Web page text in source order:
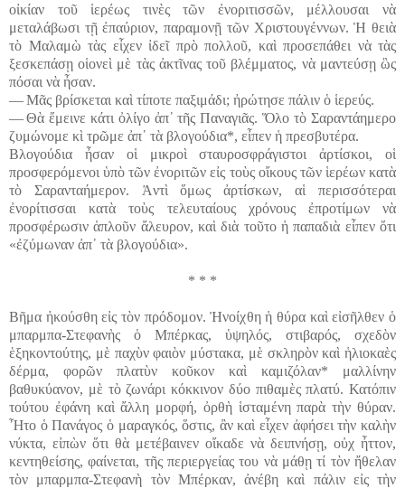
οἰκίαν τοῦ ἱερέως τινὲς τῶν ἐνοριτισσῶν, μέλλουσαι νὰ
μεταλάβωσι τῇ ἐπαύριον, παραμονῇ τῶν Χριστουγέννων. Ἡ θειὰ
τὸ Μαλαμὼ τὰς εἶχεν ἰδεῖ πρὸ πολλοῦ, καὶ προσεπάθει νὰ τὰς
ξεσκεπάσῃ οἱονεὶ μὲ τὰς ἀκτῖνας τοῦ βλέμματος, νὰ μαντεύσῃ ὣς
πόσαι νὰ ἦσαν.
― Μᾶς βρίσκεται καὶ τίποτε παξιμάδι; ἠρώτησε πάλιν ὁ ἱερεύς.
― Θὰ ἔμεινε κάτι ὀλίγο ἀπ᾽ τῆς Παναγιᾶς. Ὅλο τὸ Σαραντάημερο
ζυμώνομε κὶ τρῶμε ἀπ᾽ τὰ βλογούδια*, εἶπεν ἡ πρεσβυτέρα.
Βλογούδια ἦσαν οἱ μικροὶ σταυροσφράγιστοι ἀρτίσκοι, οἱ
προσφερόμενοι ὑπὸ τῶν ἐνοριτῶν εἰς τοὺς οἴκους τῶν ἱερέων κατὰ
τὸ Σαρανταήμερον. Ἀντὶ ὅμως ἀρτίσκων, αἱ περισσότεραι
ἐνορίτισσαι κατὰ τοὺς τελευταίους χρόνους ἐπροτίμων νὰ
προσφέρωσιν ἁπλοῦν ἄλευρον, καὶ διὰ τοῦτο ἡ παπαδιὰ εἶπεν ὅτι
«ἐζύμωναν ἀπ᾽ τὰ βλογούδια».
* * *
Βῆμα ἠκούσθη εἰς τὸν πρόδομον. Ἠνοίχθη ἡ θύρα καὶ εἰσῆλθεν ὁ
μπαρμπα-Στεφανὴς ὁ Μπέρκας, ὑψηλός, στιβαρός, σχεδὸν
ἑξηκοντούτης, μὲ παχὺν φαιὸν μύστακα, μὲ σκληρὸν καὶ ἡλιοκαὲς
δέρμα, φορῶν πλατὺν κοῦκον καὶ καμιζόλαν* μαλλίνην
βαθυκύανον, μὲ τὸ ζωνάρι κόκκινον δύο πιθαμὲς πλατύ. Κατόπιν
τούτου ἐφάνη καὶ ἄλλη μορφή, ὀρθὴ ἱσταμένη παρὰ τὴν θύραν.
Ἦτο ὁ Πανάγος ὁ μαραγκός, ὅστις, ἂν καὶ εἶχεν ἀφήσει τὴν καλὴν
νύκτα, εἰπὼν ὅτι θὰ μετέβαινεν οἴκαδε νὰ δειπνήσῃ, οὐχ ἦττον,
κεντηθείσης, φαίνεται, τῆς περιεργείας του νὰ μάθῃ τί τὸν ἤθελαν
τὸν μπαρμπα-Στεφανὴ τὸν Μπέρκαν, ἀνέβη καὶ πάλιν εἰς τὴν